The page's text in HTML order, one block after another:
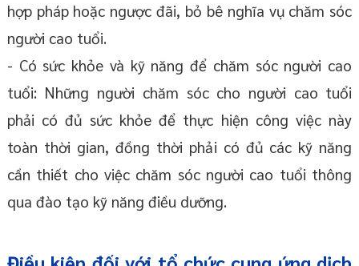
hợp pháp hoặc ngược đãi, bỏ bê nghĩa vụ chăm sóc
người cao tuổi.
- Có sức khỏe và kỹ năng để chăm sóc người cao
tuổi: Những người chăm sóc cho người cao tuổi
phải có đủ sức khỏe để thực hiện công việc này
toàn thời gian, đồng thời phải có đủ các kỹ năng
cần thiết cho việc chăm sóc người cao tuổi thông
qua đào tạo kỹ năng điều dưỡng.